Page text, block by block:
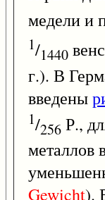
медели и
1/1440
г.). В
введены
1/256 Р.,
металлов
Gewicht).